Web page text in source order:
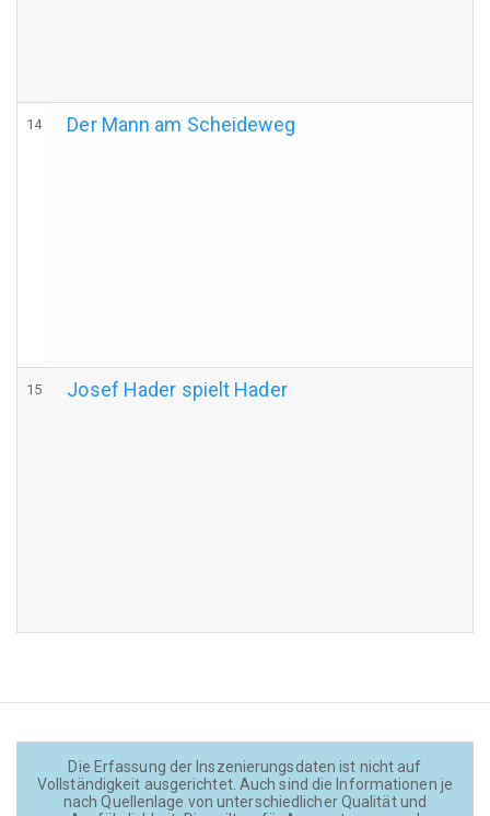
14 Der Mann am Scheideweg
15 Josef Hader spielt Hader
Die Erfassung der Inszenierungsdaten ist nicht auf
Vollständigkeit ausgerichtet. Auch sind die Informationen je
nach Quellenlage von unterschiedlicher Qualität und